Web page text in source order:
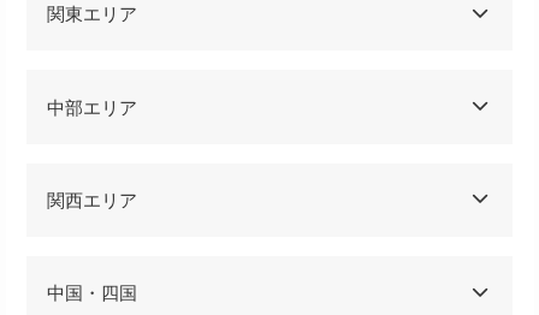
関東エリア
中部エリア
関西エリア
中国・四国